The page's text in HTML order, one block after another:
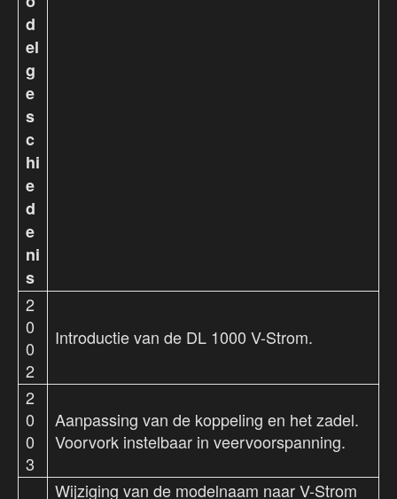
d
el
g
e
s
c
hi
e
d
e
ni
s
2
0
0
2
Introductie van de DL 1000 V-Strom.
2
0
0
3
Aanpassing van de koppeling en het zadel.
Voorvork instelbaar in veervoorspanning.
Wijziging van de modelnaam naar V-Strom